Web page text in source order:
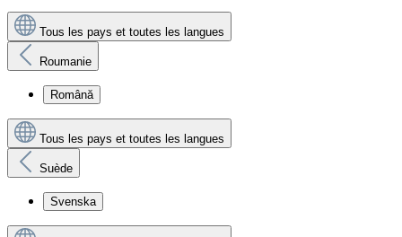
Tous les pays et toutes les langues
Roumanie
Română
Tous les pays et toutes les langues
Suède
Svenska